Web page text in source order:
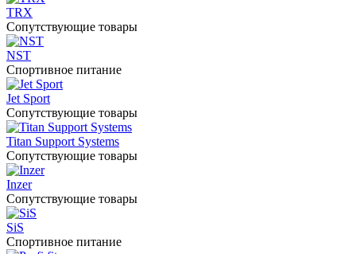
TRX
Сопутствующие товары
NST
Спортивное питание
Jet Sport
Сопутствующие товары
Titan Support Systems
Сопутствующие товары
Inzer
Сопутствующие товары
SiS
Спортивное питание